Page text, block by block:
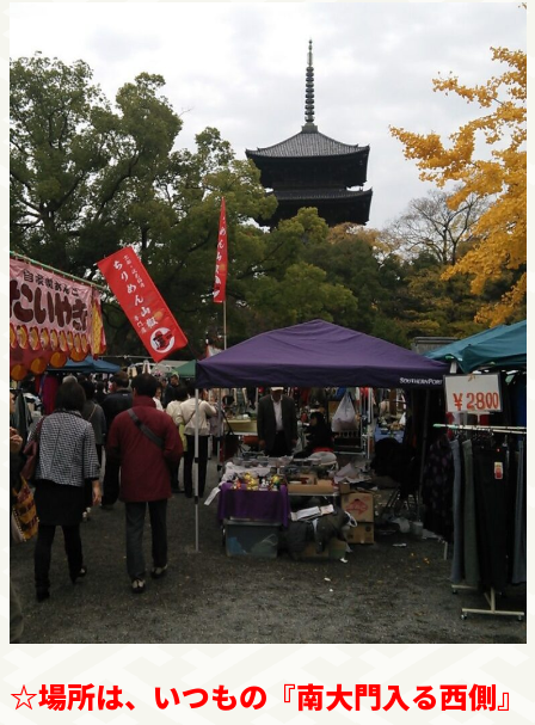
☆場所は、いつもの『南大門入る西側』